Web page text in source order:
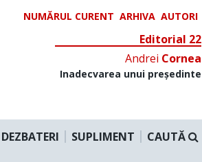
NUMĂRUL CURENT ARHIVA AUTORI
Editorial 22
Andrei Cornea
Inadecvarea unui președinte
DEZBATERI SUPLIMENT CAUTĂ